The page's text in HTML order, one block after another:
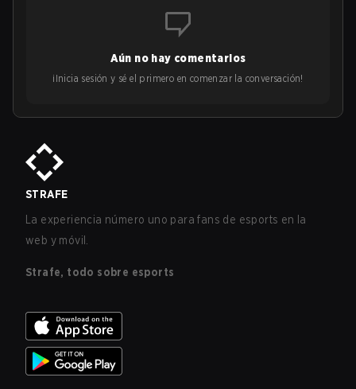
Aún no hay comentarios
¡Inicia sesión y sé el primero en comenzar la conversación!
STRAFE
La experiencia número uno para fans de esports en la
web y móvil.
Strafe, todo sobre esports